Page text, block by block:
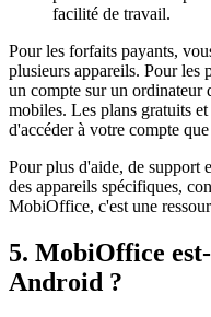
facilité de travail.
Pour les forfaits payants,
plusieurs appareils. Pour les
un compte sur un ordinateur
mobiles. Les plans gratuits
d'accéder à votre compte
Pour plus d'aide, de support
des appareils spécifiques,
MobiOffice, c'est une
5. MobiOffice
Android ?